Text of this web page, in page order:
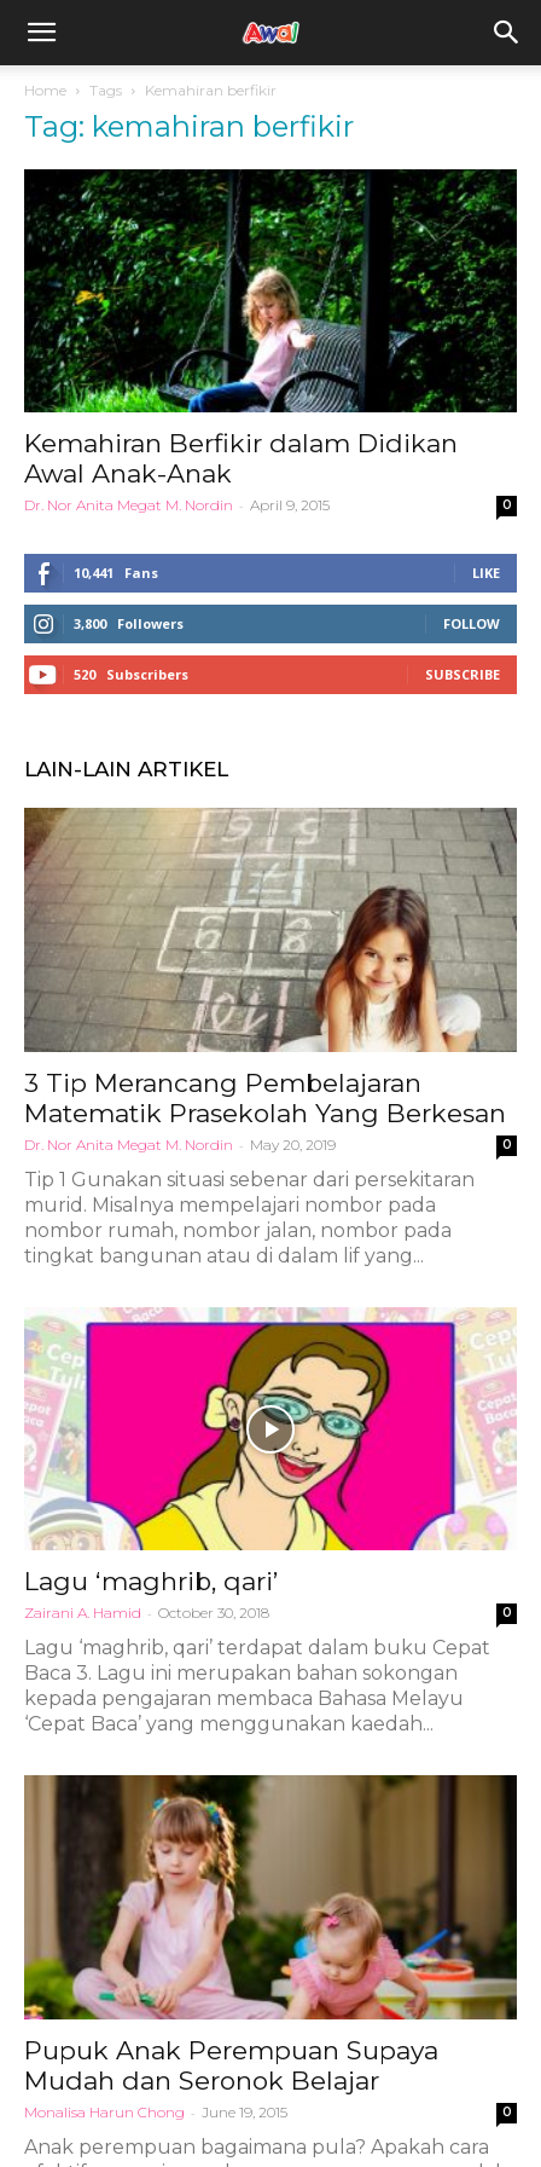
awal.my
Home Tags Kemahiran berfikir
Tag: kemahiran berfikir
Kemahiran Berfikir dalam Didikan
Awal Anak-Anak
Dr. Nor Anita Megat M. Nordin - April 9, 2015 0
10,441 Fans LIKE
3,800 Followers FOLLOW
520 Subscribers SUBSCRIBE
LAIN-LAIN ARTIKEL
3 Tip Merancang Pembelajaran
Matematik Prasekolah Yang Berkesan
Dr. Nor Anita Megat M. Nordin - May 20, 2019 0
Tip 1 Gunakan situasi sebenar dari persekitaran
murid. Misalnya mempelajari nombor pada
nombor rumah, nombor jalan, nombor pada
tingkat bangunan atau di dalam lif yang...
Lagu ‘maghrib, qari’
Zairani A. Hamid - October 30, 2018 0
Lagu ‘maghrib, qari’ terdapat dalam buku Cepat
Baca 3. Lagu ini merupakan bahan sokongan
kepada pengajaran membaca Bahasa Melayu
‘Cepat Baca’ yang menggunakan kaedah...
Pupuk Anak Perempuan Supaya
Mudah dan Seronok Belajar
Monalisa Harun Chong - June 19, 2015 0
Anak perempuan bagaimana pula? Apakah cara